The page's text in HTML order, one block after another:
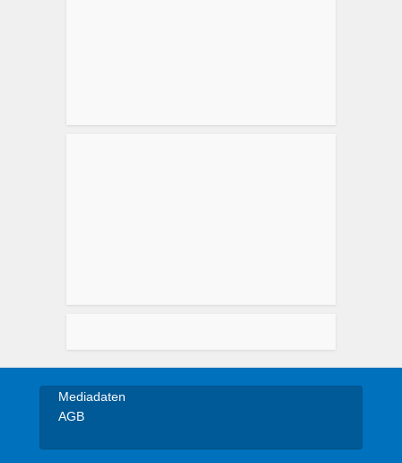
Mediadaten
AGB